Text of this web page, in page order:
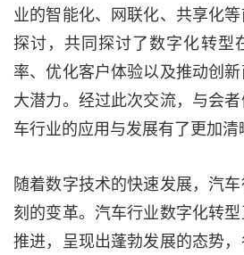
业的智能化、网联化、共享化
探讨，共同探讨了数字化转型
率、优化客户体验以及推动创
大潜力。经过此次交流，与会
车行业的应用与发展有了更加清
随着数字技术的快速发展，汽
刻的变革。汽车行业数字化转
推进，呈现出蓬勃发展的态势